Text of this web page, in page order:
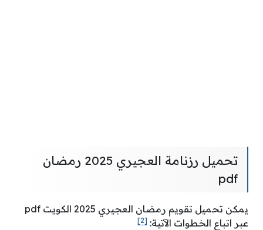
تحميل رزنامة العجيري 2025 رمضان
pdf
يمكن تحميل تقويم رمضان العجيري 2025 الكويت pdf
عبر اتباع الخطوات الآتية: [2]